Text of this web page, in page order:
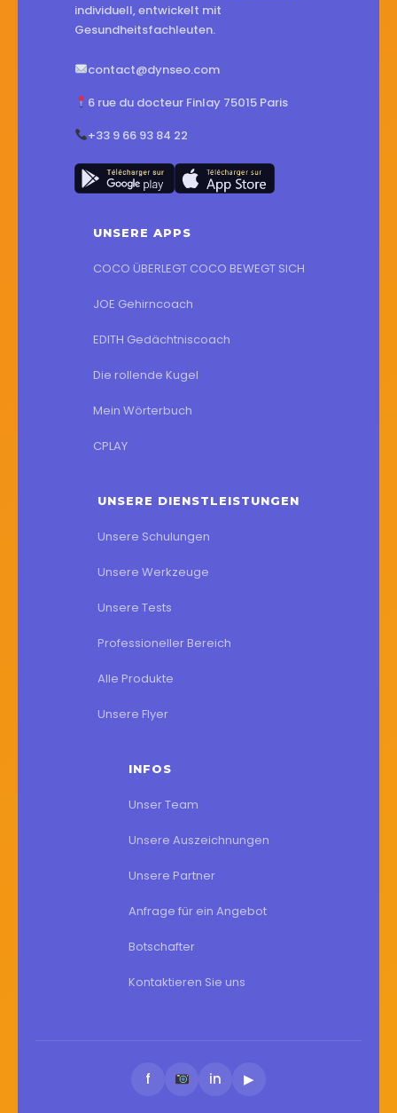
individuell, entwickelt mit
Gesundheitsfachleuten.
contact@dynseo.com
6 rue du docteur Finlay 75015 Paris
+33 9 66 93 84 22
UNSERE APPS
COCO ÜBERLEGT COCO BEWEGT SICH
JOE Gehirncoach
EDITH Gedächtniscoach
Die rollende Kugel
Mein Wörterbuch
CPLAY
UNSERE DIENSTLEISTUNGEN
Unsere Schulungen
Unsere Werkzeuge
Unsere Tests
Professioneller Bereich
Alle Produkte
Unsere Flyer
INFOS
Unser Team
Unsere Auszeichnungen
Unsere Partner
Anfrage für ein Angebot
Botschafter
Kontaktieren Sie uns
f in ▶